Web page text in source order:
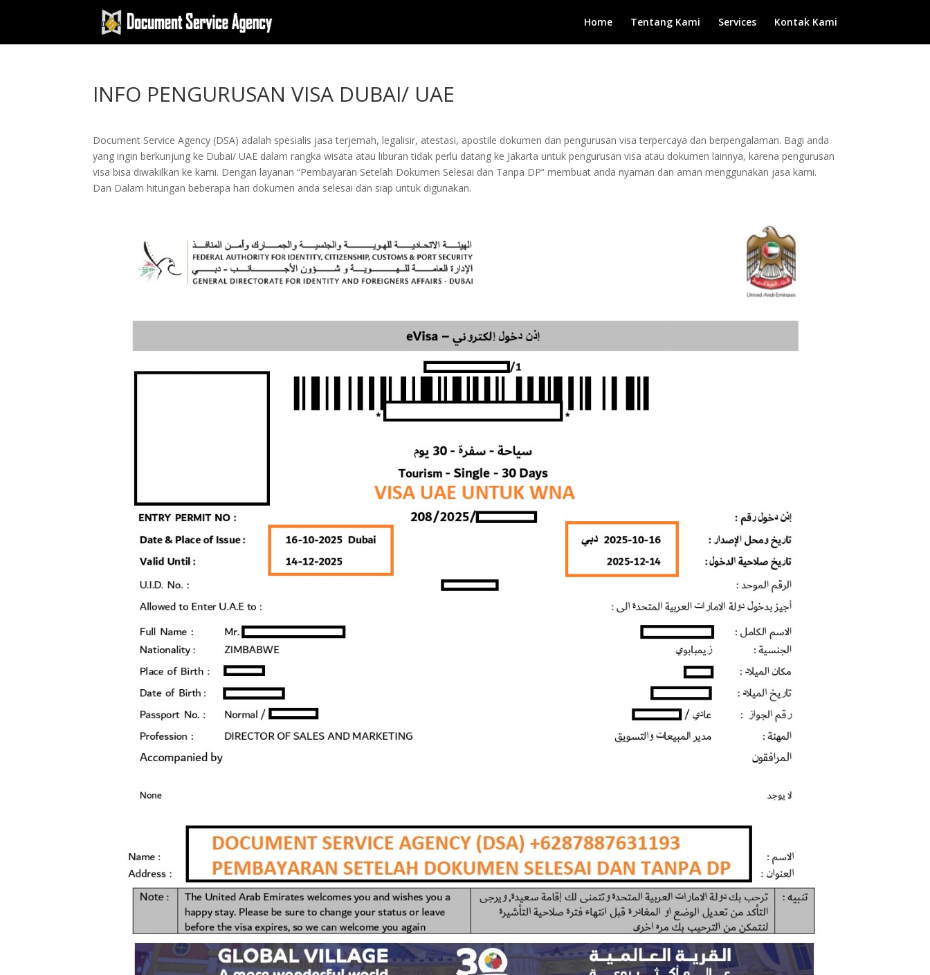
Home Tentang Kami Services Kontak Kami
INFO PENGURUSAN VISA DUBAI/ UAE
Document Service Agency (DSA) adalah spesialis jasa terjemah, legalisir, atestasi, apostile dokumen dan pengurusan visa terpercaya dan berpengalaman. Bagi anda
yang ingin berkunjung ke Dubai/ UAE dalam rangka wisata atau liburan tidak perlu datang ke Jakarta untuk pengurusan visa atau dokumen lainnya, karena pengurusan
visa bisa diwakilkan ke kami. Dengan layanan “Pembayaran Setelah Dokumen Selesai dan Tanpa DP” membuat anda nyaman dan aman menggunakan jasa kami.
Dan Dalam hitungan beberapa hari dokumen anda selesai dan siap untuk digunakan.